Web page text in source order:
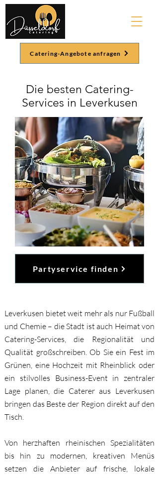
Catering-Angebote anfragen
Die besten Catering-
Services in Leverkusen
Partyservice finden
Leverkusen bietet weit mehr als nur Fußball
und Chemie – die Stadt ist auch Heimat von
Catering-Services, die Regionalität und
Qualität großschreiben. Ob Sie ein Fest im
Grünen, eine Hochzeit mit Rheinblick oder
ein stilvolles Business-Event in zentraler
Lage planen, die Caterer aus Leverkusen
bringen das Beste der Region direkt auf den
Tisch.
Von herzhaften rheinischen Spezialitäten
bis hin zu modernen, kreativen Menüs
setzen die Anbieter auf frische, lokale